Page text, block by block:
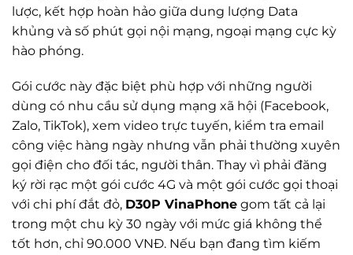
lược, kết hợp hoàn hảo giữa dung lượng Data
khủng và số phút gọi nội mạng, ngoại mạng cực kỳ
hào phóng.
Gói cước này đặc biệt phù hợp với những người
dùng có nhu cầu sử dụng mạng xã hội (Facebook,
Zalo, TikTok), xem video trực tuyến, kiểm tra email
công việc hàng ngày nhưng vẫn phải thường xuyên
gọi điện cho đối tác, người thân. Thay vì phải đăng
ký rời rạc một gói cước 4G và một gói cước gọi thoại
với chi phí đắt đỏ, D30P VinaPhone gom tất cả lại
trong một chu kỳ 30 ngày với mức giá không thể
tốt hơn, chỉ 90.000 VNĐ. Nếu bạn đang tìm kiếm